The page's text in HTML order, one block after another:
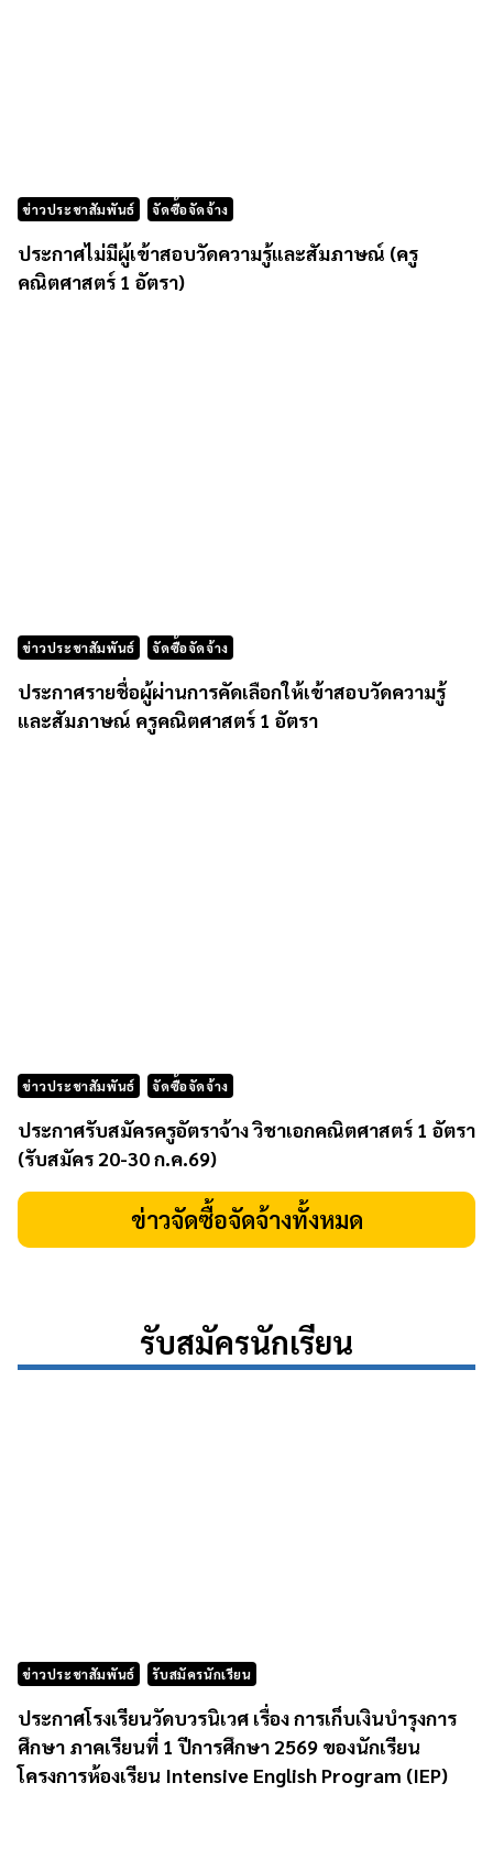
ข่าวประชาสัมพันธ์ จัดซื้อจัดจ้าง
ประกาศไม่มีผู้เข้าสอบวัดความรู้และสัมภาษณ์ (ครู
คณิตศาสตร์ 1 อัตรา)
ข่าวประชาสัมพันธ์ จัดซื้อจัดจ้าง
ประกาศรายชื่อผู้ผ่านการคัดเลือกให้เข้าสอบวัดความรู้
และสัมภาษณ์ ครูคณิตศาสตร์ 1 อัตรา
ข่าวประชาสัมพันธ์ จัดซื้อจัดจ้าง
ประกาศรับสมัครครูอัตราจ้าง วิชาเอกคณิตศาสตร์ 1 อัตรา
(รับสมัคร 20-30 ก.ค.69)
ข่าวจัดซื้อจัดจ้างทั้งหมด
รับสมัครนักเรียน
ข่าวประชาสัมพันธ์ รับสมัครนักเรียน
ประกาศโรงเรียนวัดบวรนิเวศ เรื่อง การเก็บเงินบำรุงการ
ศึกษา ภาคเรียนที่ 1 ปีการศึกษา 2569 ของนักเรียน
โครงการห้องเรียน Intensive English Program (IEP)